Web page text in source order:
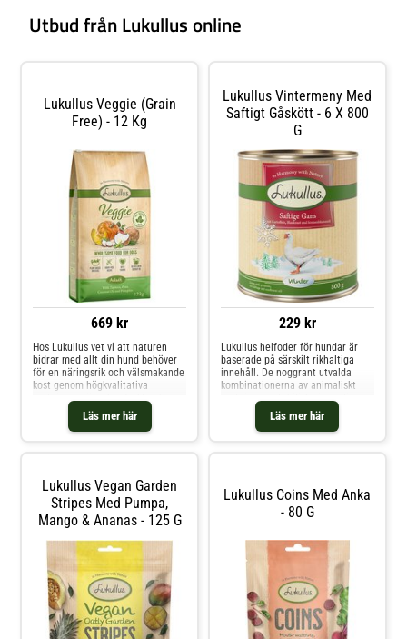
Utbud från Lukullus online
Lukullus Veggie (Grain
Free) - 12 Kg
669 kr
Läs mer här
Hos Lukullus vet vi att naturen
bidrar med allt din hund behöver
för en näringsrik och välsmakande
kost genom högkvalitativa
värdefulla oljor. Naturen erbjuder
läckra vegetariska ingredienser
för varje dag och stärker den
Lukullus Vintermeny Med
Saftigt Gåskött - 6 X 800
G
229 kr
Läs mer här
Lukullus helfoder för hundar är
baserade på särskilt rikhaltiga
innehåll. De noggrant utvalda
kombinationerna av animaliskt
och viktiga oljor säkerställer att
hunden alltid förses med alla
viktiga näringsämnen, helt utan
Lukullus Vegan Garden
Stripes Med Pumpa,
Mango & Ananas - 125 G
Lukullus Coins Med Anka
- 80 G